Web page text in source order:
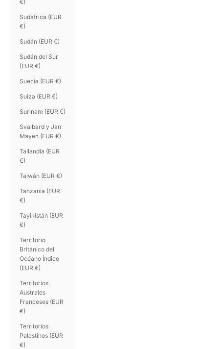
€)
Sudáfrica (EUR
€)
Sudán (EUR €)
Sudán del Sur
(EUR €)
Suecia (EUR €)
Suiza (EUR €)
Surinam (EUR €)
Svalbard y Jan
Mayen (EUR €)
Tailandia (EUR
€)
Taiwán (EUR €)
Tanzania (EUR
€)
Tayikistán (EUR
€)
Territorio
Británico del
Océano Índico
(EUR €)
Territorios
Australes
Franceses (EUR
€)
Territorios
Palestinos (EUR
€)